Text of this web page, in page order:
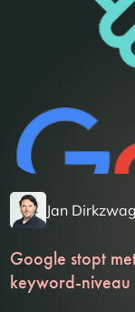
Jan
Google stopt
keyword-niveau